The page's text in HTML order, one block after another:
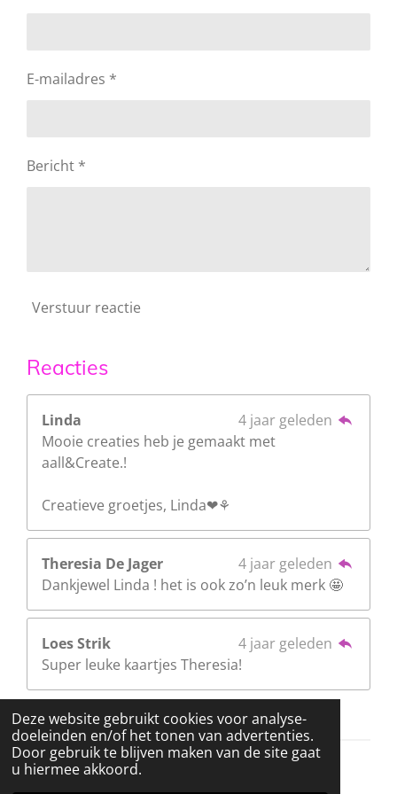
Deze website gebruikt cookies voor analyse-
doeleinden en/of het tonen van advertenties.
Door gebruik te blijven maken van de site gaat
u hiermee akkoord.
E-mailadres *
Bericht *
Verstuur reactie
Reacties
Linda
4 jaar geleden
Mooie creaties heb je gemaakt met
aall&Create.!
Creatieve groetjes, Linda❤⚘
Theresia De Jager
4 jaar geleden
Dankjewel Linda ! het is ook zo’n leuk merk 🤩
Loes Strik
4 jaar geleden
Super leuke kaartjes Theresia!
© 2022 - 2026 Stamptable's blog